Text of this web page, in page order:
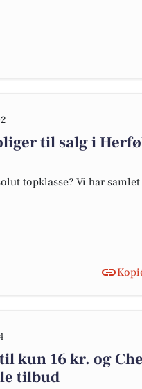
til salg i
topklasse? Vi har
kun 16 kr. og
tilbud